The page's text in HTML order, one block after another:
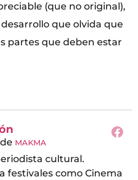
(que no original),
que olvida que
partes que deben estar
de MAKMA
cultural.
festivales como Cinema